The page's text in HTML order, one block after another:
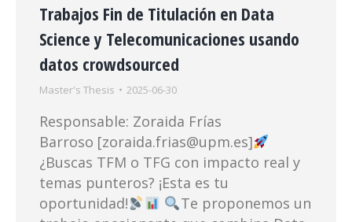
Trabajos Fin de Titulación en Data
Science y Telecomunicaciones usando
datos crowdsourced
Master's Thesis 2025-06-30
Responsable: Zoraida Frías
Barroso [zoraida.frias@upm.es]
¿Buscas TFM o TFG con impacto real y
temas punteros? ¡Esta es tu
oportunidad!
Te proponemos un